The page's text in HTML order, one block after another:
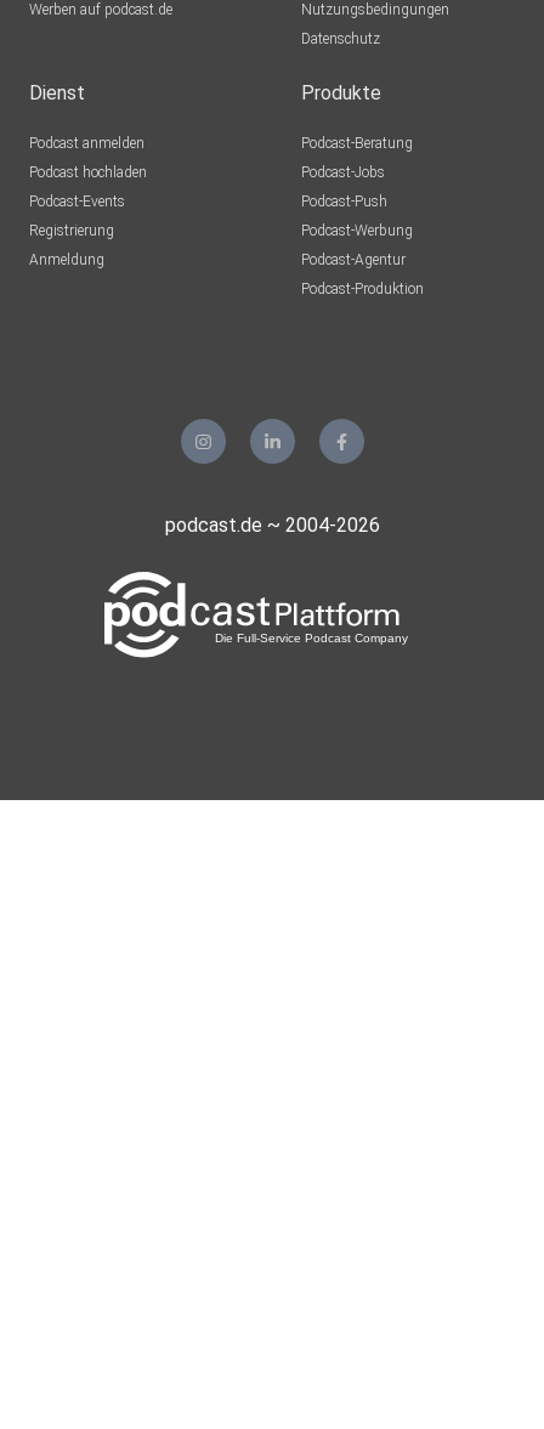
Werben auf podcast.de
Nutzungsbedingungen
Datenschutz
Dienst
Podcast anmelden
Podcast hochladen
Podcast-Events
Registrierung
Anmeldung
Produkte
Podcast-Beratung
Podcast-Jobs
Podcast-Push
Podcast-Werbung
Podcast-Agentur
Podcast-Produktion
podcast.de ~ 2004-2026